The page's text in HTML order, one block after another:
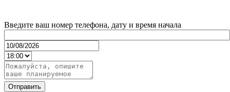
Введите ваш номер телефона, дату и время начала
Отправить